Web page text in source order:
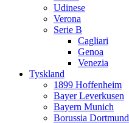
Udinese
Verona
Serie B
Cagliari
Genoa
Venezia
Tyskland
1899 Hoffenheim
Bayer Leverkusen
Bayern Munich
Borussia Dortmund